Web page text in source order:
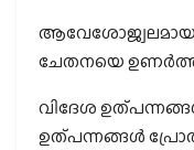
ആവേശോജ്വലമായ
ചേതനയെ
വിദേശ
ഉത്പന്നങ്ങൾ